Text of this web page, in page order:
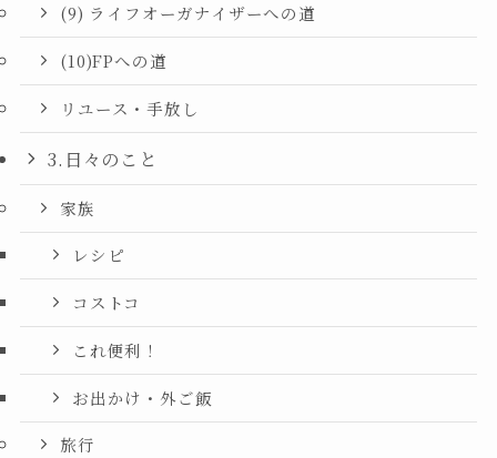
(9) ライフオーガナイザーへの道
(10)FPへの道
リユース・手放し
3.日々のこと
家族
レシピ
コストコ
これ便利！
お出かけ・外ご飯
旅行